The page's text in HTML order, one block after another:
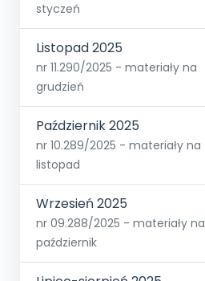
styczeń
Listopad 2025
nr 11.290/2025 - materiały na
grudzień
Październik 2025
nr 10.289/2025 - materiały na
listopad
Wrzesień 2025
nr 09.288/2025 - materiały na
październik